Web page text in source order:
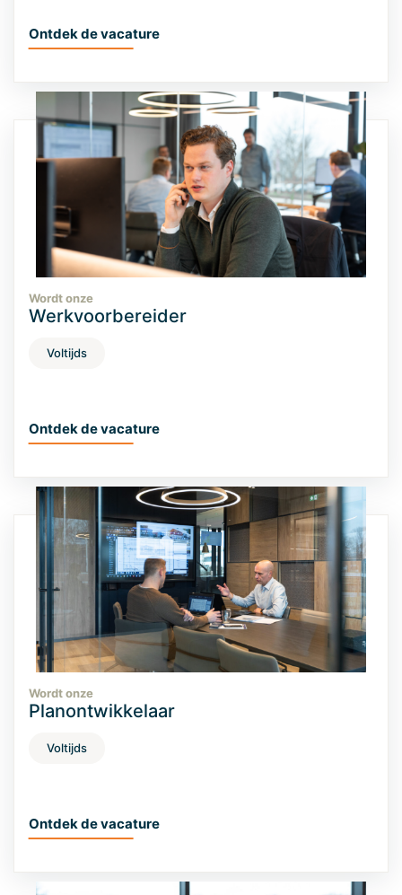
Ontdek de vacature
Wordt onze
Werkvoorbereider
Voltijds
Ontdek de vacature
Wordt onze
Planontwikkelaar
Voltijds
Ontdek de vacature